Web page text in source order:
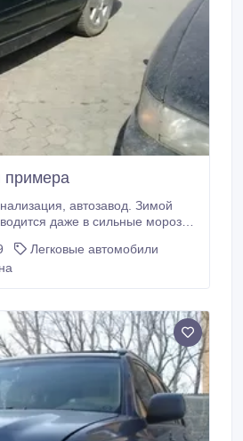
примера
Легковые автомобили